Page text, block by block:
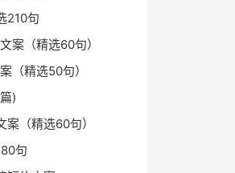
210句
案（精选60句）
（精选50句）
)
（精选60句）
句